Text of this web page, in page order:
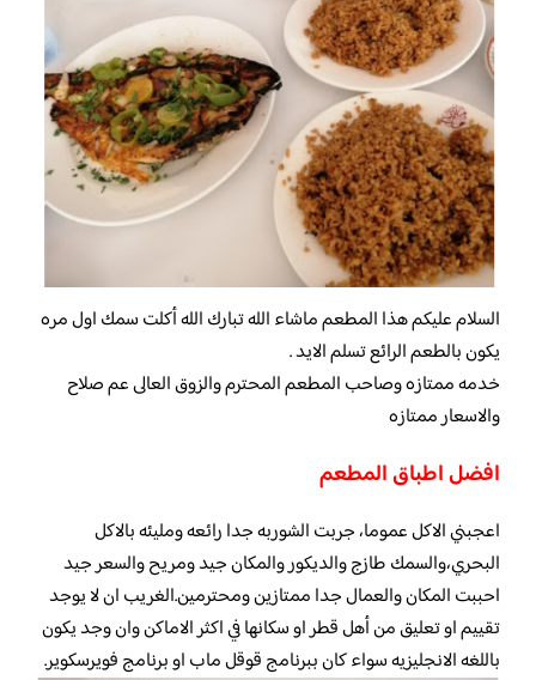
السلام عليكم هذا المطعم ماشاء الله تبارك الله أكلت سمك اول مره
يكون بالطعم الرائع تسلم الايد .
خدمه ممتازه وصاحب المطعم المحترم والزوق العالى عم صلاح
والاسعار ممتازه
افضل اطباق المطعم
اعجبني الاكل عموما، جربت الشوربه جدا رائعه ومليئه بالاكل
البحري،والسمك طازج والديكور والمكان جيد ومريح والسعر جيد
احببت المكان والعمال جدا ممتازين ومحترمين.الغريب ان لا يوجد
تقييم او تعليق من أهل قطر او سكانها في اكثر الاماكن وان وجد يكون
باللغه الانجليزيه سواء كان ببرنامج قوقل ماب او برنامج فويرسكوير.